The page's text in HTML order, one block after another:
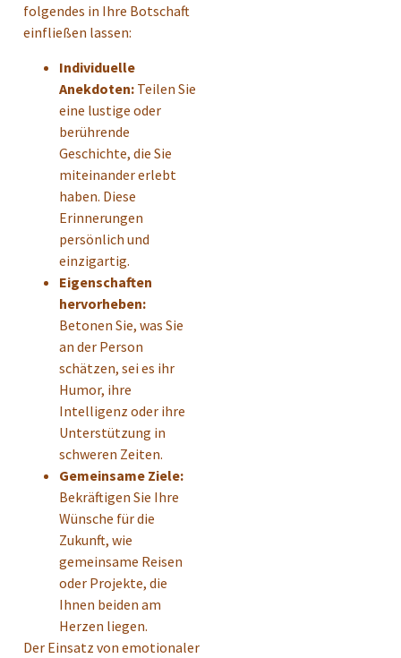
folgendes in Ihre Botschaft
einfließen lassen:
Individuelle
Anekdoten: Teilen Sie
eine lustige oder
berührende
Geschichte, die Sie
miteinander erlebt
haben. Diese
Erinnerungen
persönlich und
einzigartig.
Eigenschaften
hervorheben:
Betonen Sie, was Sie
an der Person
schätzen, sei es ihr
Humor, ihre
Intelligenz oder ihre
Unterstützung in
schweren Zeiten.
Gemeinsame Ziele:
Bekräftigen Sie Ihre
Wünsche für die
Zukunft, wie
gemeinsame Reisen
oder Projekte, die
Ihnen beiden am
Herzen liegen.
Der Einsatz von emotionaler